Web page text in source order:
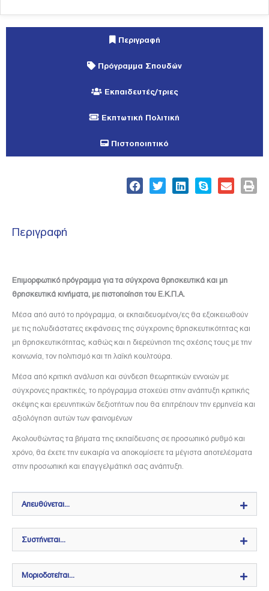
Περιγραφή
Πρόγραμμα Σπουδών
Εκπαιδευτές/τριες
Εκπτωτική Πολιτική
Πιστοποιητικό
Περιγραφή
Eπιμορφωτικό πρόγραμμα για τα σύγχρονα θρησκευτικά και μη
θρησκευτικά κινήματα, με πιστοποίηση του Ε.Κ.Π.Α.
Μέσα από αυτό το πρόγραμμα, οι εκπαιδευομένοι/ες θα εξοικειωθούν
με τις πολυδιάστατες εκφάνσεις της σύγχρονης θρησκευτικότητας και
μη θρησκευτικότητας, καθώς και η διερεύνηση της σχέσης τους με την
κοινωνία, τον πολιτισμό και τη λαϊκή κουλτούρα.
Μέσα από κριτική ανάλυση και σύνδεση θεωρητικών εννοιών με
σύγχρονες πρακτικές, το πρόγραμμα στοχεύει στην ανάπτυξη κριτικής
σκέψης και ερευνητικών δεξιοτήτων που θα επιτρέπουν την ερμηνεία και
αξιολόγηση αυτών των φαινομένων
Ακολουθώντας τα βήματα της εκπαίδευσης σε προσωπικό ρυθμό και
χρόνο, θα έχετε την ευκαιρία να αποκομίσετε τα μέγιστα αποτελέσματα
στην προσωπική και επαγγελμάτική σας ανάπτυξη.
Απευθύνεται...
Συστήνεται...
Μοριοδοτείται...